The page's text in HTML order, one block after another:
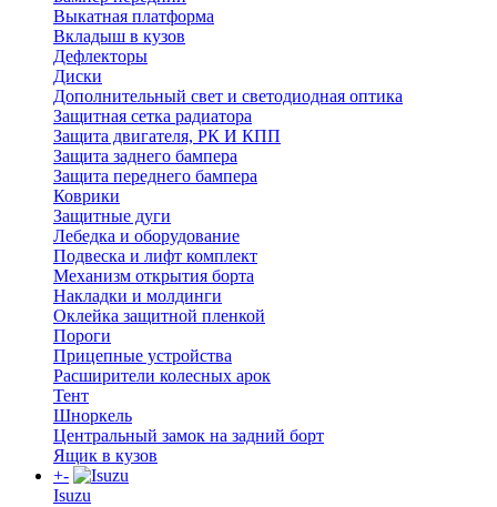
Выкатная платформа
Вкладыш в кузов
Дефлекторы
Диски
Дополнительный свет и светодиодная оптика
Защитная сетка радиатора
Защита двигателя, РК И КПП
Защита заднего бампера
Защита переднего бампера
Коврики
Защитные дуги
Лебедка и оборудование
Подвеска и лифт комплект
Механизм открытия борта
Накладки и молдинги
Оклейка защитной пленкой
Пороги
Прицепные устройства
Расширители колесных арок
Тент
Шноркель
Центральный замок на задний борт
Ящик в кузов
+-
Isuzu